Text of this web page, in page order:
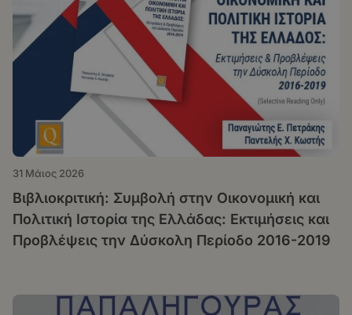
31 Μάιος 2026
Βιβλιοκριτική: Συμβολή στην Οικονομική και
Πολιτική Ιστορία της Ελλάδας: Εκτιμήσεις και
Προβλέψεις την Δύσκολη Περίοδο 2016-2019